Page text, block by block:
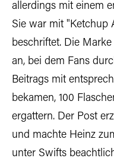
allerdings mit einem
Sie war mit "Ketchup
beschriftet. Die
an, bei dem Fans
Beitrags mit
bekamen, 100
ergattern. Der Post
und machte Heinz
unter Swifts